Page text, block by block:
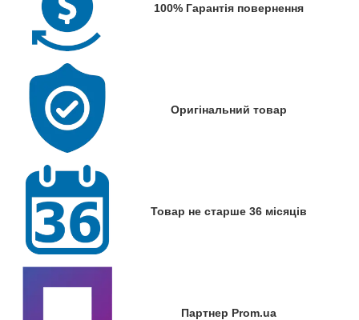
100% Гарантія повернення
Оригінальний товар
Товар не старше 36 місяців
Партнер Prom.ua